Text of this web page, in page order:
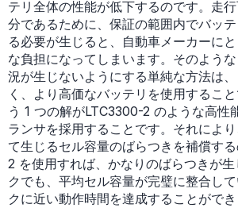
テリ全体の性能が低下するのです。走
分であるために、保証の範囲内でバッ
る必要が生じると、自動車メーカーに
な負担になってしまいます。そのよう
況が生じないようにする単純な方法は
く、より高価なバッテリを使用するこ
う 1 つの解がLTC3300-2 のような高性
ランサを採用することです。それによ
て生じるセル容量のばらつきを補償す
2 を使用すれば、かなりのばらつきが
クでも、平均セル容量が完璧に整合し
クに近い動作時間を達成することができ